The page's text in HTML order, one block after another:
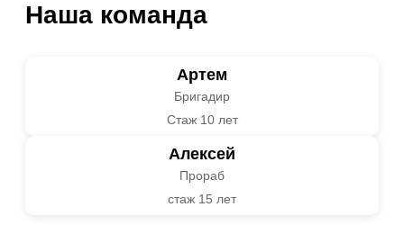
Наша команда
Артем
Бригадир
Стаж 10 лет
Алексей
Прораб
стаж 15 лет